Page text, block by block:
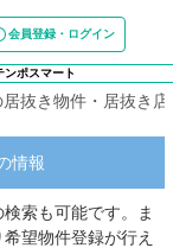
会員登録・ログイン
ポスマート
抜き物件・居抜き
情報
索も可能です。ま
望物件登録が行え